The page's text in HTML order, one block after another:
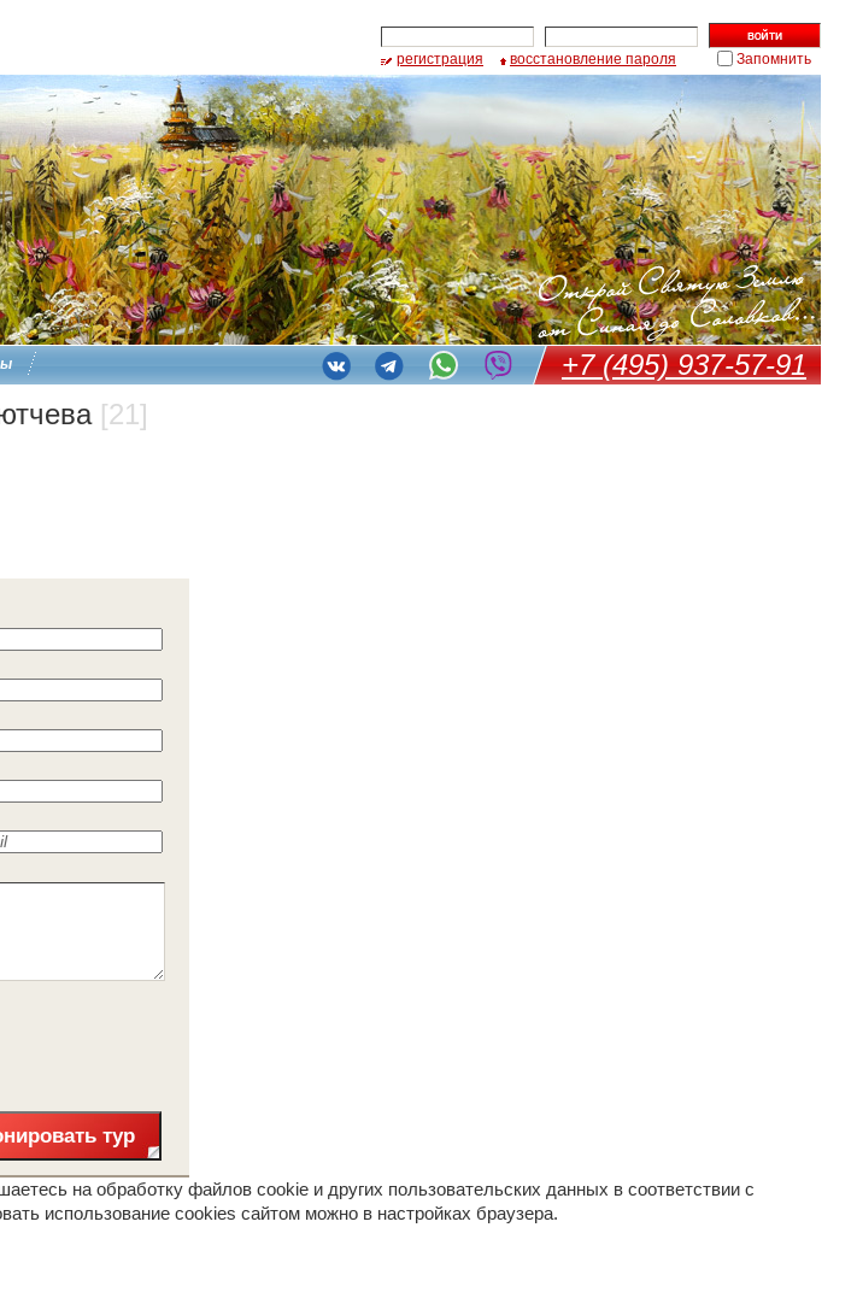
регистрация восстановление пароля Запомнить
+7 (495) 937-57-91
[21]
тур
на обработку файлов cookie и других пользовательских данных в соответствии с
использование cookies сайтом можно в настройках браузера.